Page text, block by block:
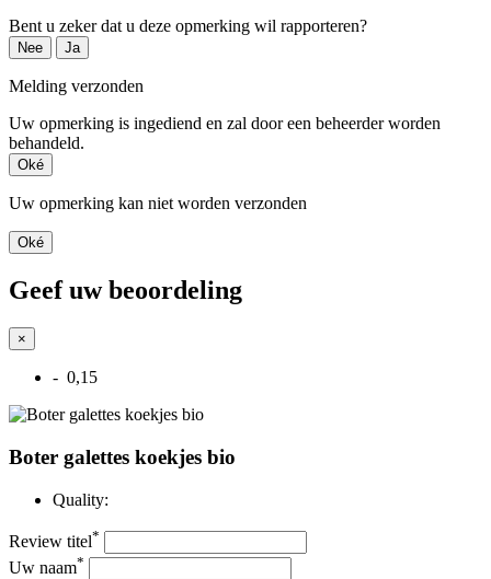
Bent u zeker dat u deze opmerking wil rapporteren?
Nee Ja
Melding verzonden
Uw opmerking is ingediend en zal door een beheerder worden
behandeld.
Oké
Uw opmerking kan niet worden verzonden
Oké
Geef uw beoordeling
×
- 0,15
Boter galettes koekjes bio
Quality:
Review titel*
Uw naam*